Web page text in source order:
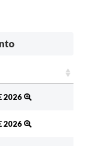
2026
2026